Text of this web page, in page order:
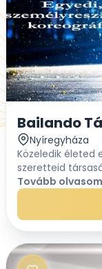
Bailando
Nyíregyháza
Közeledik életed
szeretteid
szerelmeddel és
Hazánkban is
Tovább olvasom